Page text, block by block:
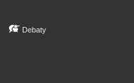
Debaty